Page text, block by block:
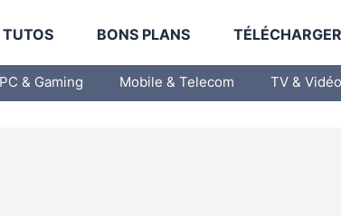
TUTOS BONS PLANS
PC & Gaming Mobile & Telecom TV & Vidéo